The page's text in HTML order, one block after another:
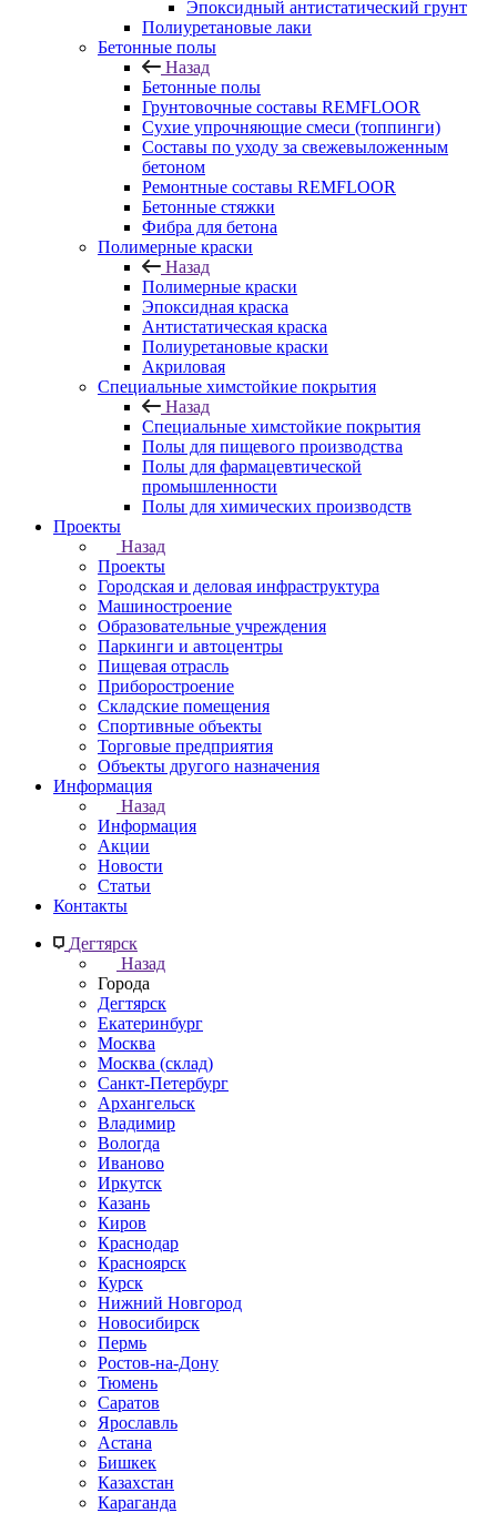
Эпоксидный антистатический грунт
Полиуретановые лаки
Бетонные полы
Назад
Бетонные полы
Грунтовочные составы REMFLOOR
Сухие упрочняющие смеси (топпинги)
Составы по уходу за свежевыложенным
бетоном
Ремонтные составы REMFLOOR
Бетонные стяжки
Фибра для бетона
Полимерные краски
Назад
Полимерные краски
Эпоксидная краска
Антистатическая краска
Полиуретановые краски
Акриловая
Специальные химстойкие покрытия
Назад
Специальные химстойкие покрытия
Полы для пищевого производства
Полы для фармацевтической
промышленности
Полы для химических производств
Проекты
Назад
Проекты
Городская и деловая инфраструктура
Машиностроение
Образовательные учреждения
Паркинги и автоцентры
Пищевая отрасль
Приборостроение
Складские помещения
Спортивные объекты
Торговые предприятия
Объекты другого назначения
Информация
Назад
Информация
Акции
Новости
Статьи
Контакты
Дегтярск
Назад
Города
Дегтярск
Екатеринбург
Москва
Москва (склад)
Санкт-Петербург
Архангельск
Владимир
Вологда
Иваново
Иркутск
Казань
Киров
Краснодар
Красноярск
Курск
Нижний Новгород
Новосибирск
Пермь
Ростов-на-Дону
Тюмень
Саратов
Ярославль
Астана
Бишкек
Казахстан
Караганда